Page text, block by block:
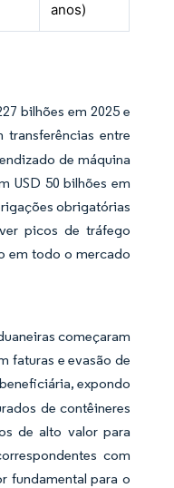
anos)
bilhões em 2025 e
entre
de máquina
USD 50 bilhões em
obrigatórias
picos de tráfego
em todo o mercado
começaram
faturas e evasão de
expondo
de contêineres
de alto valor para
com
fundamental para o